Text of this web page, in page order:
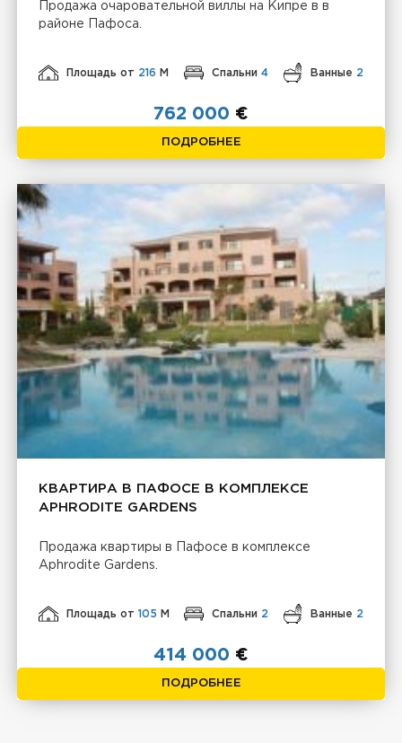
Продажа очаровательной виллы на Кипре в в
районе Пафоса.
Площадь от 216 М Спальни 4 Ванные 2
762 000 €
ПОДРОБНЕЕ
КВАРТИРА В ПАФОСЕ В КОМПЛЕКСЕ
APHRODITE GARDENS
Продажа квартиры в Пафосе в комплексе
Aphrodite Gardens.
Площадь от105 М Спальни 2 Ванные 2
414 000 €
ПОДРОБНЕЕ